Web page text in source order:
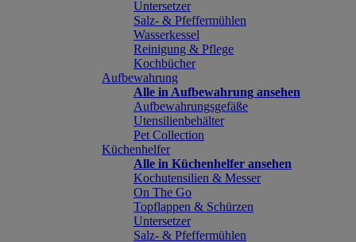
Untersetzer
Salz- & Pfeffermühlen
Wasserkessel
Reinigung & Pflege
Kochbücher
Aufbewahrung
Alle in Aufbewahrung ansehen
Aufbewahrungsgefäße
Utensilienbehälter
Pet Collection
Küchenhelfer
Alle in Küchenhelfer ansehen
Kochutensilien & Messer
On The Go
Topflappen & Schürzen
Untersetzer
Salz- & Pfeffermühlen